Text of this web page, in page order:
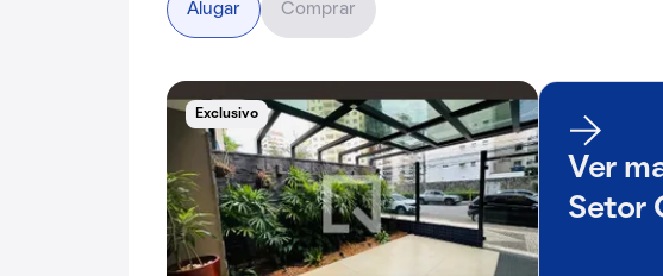
Exclusivo
Ver
Setor
Alugar Comprar